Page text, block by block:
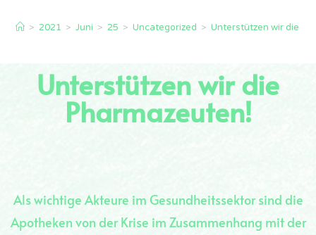
> 2021 > Juni > 25 > Uncategorized > Unterstützen wir die
Unterstützen wir die
Pharmazeuten!
Als wichtige Akteure im Gesundheitssektor sind die
Apotheken von der Krise im Zusammenhang mit der